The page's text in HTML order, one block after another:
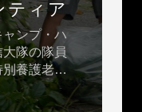
ティア
ンプ・ハ
隊の隊員
養護老人
のボラン